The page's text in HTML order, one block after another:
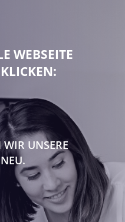
WEBSEITE
WIR UNSERE